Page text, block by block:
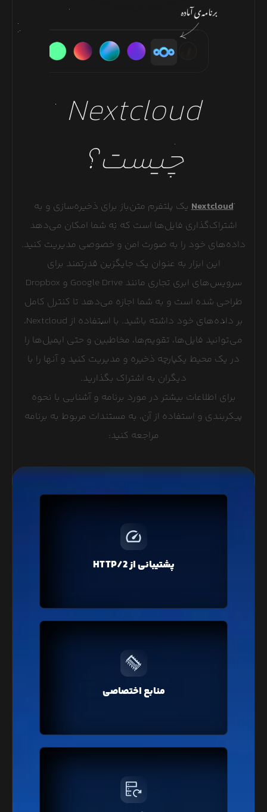
Nextcloud
چیست؟
Nextcloudیک پلتفرم متن‌باز برای ذخیره‌سازی و به
اشتراک‌گذاری فایل‌ها است که به شما امکان می‌دهد
داده‌های خود را به صورت امن و خصوصی مدیریت کنید.
این ابزار به عنوان یک جایگزین قدرتمند برای
سرویس‌های ابری تجاری مانند Google Drive و Dropbox
طراحی شده است و به شما اجازه می‌دهد تا کنترل کامل
بر داده‌های خود داشته باشید. با استفاده از Nextcloud،
می‌توانید فایل‌ها، تقویم‌ها، مخاطبین و حتی ایمیل‌ها را
در یک محیط یکپارچه ذخیره و مدیریت کنید و آنها را با
دیگران به اشتراک بگذارید.
برای اطلاعات بیشتر در مورد برنامه و آشنایی با نحوه
پیکربندی و استفاده از آن، به مستندات مربوط به برنامه
مراجعه کنید:
پشتیبانی از HTTP/2
پروتکل HTTP/2 با فشرده‌سازی و ارسال درخواست‌های
همزمان، باعث افزایش سرعت لود صفحات وبسایت شما
خواهد شد که در تمامی سرویس‌های لیارا پروتکل
منابع اختصاصی
بر خلاف هاست‌های اشتراکی، در لیارا منابع سخت‌افزاری
کاملا اختصاصی ارائه می‌شود که در نتیجه باعث افزایش
سرعت و عملکرد وبسایت شما خواهد شد.
لیارا از فضای پلن انتخابی شما به صورت خودکار فایل
پشتیبان تهیه و نگهداری می‌کند. فایل‌های پشتیبان